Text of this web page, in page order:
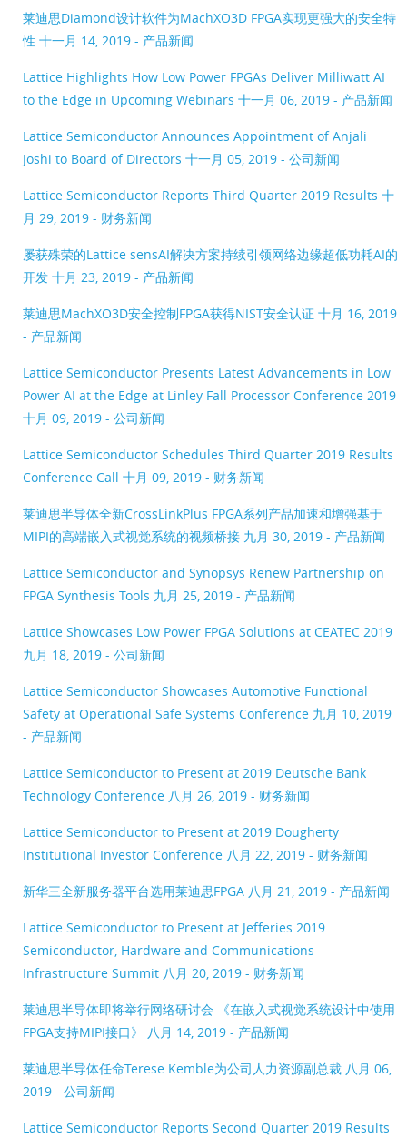
莱迪思Diamond设计软件为MachXO3D FPGA实现更强大的安全特
性 十一月 14, 2019 - 产品新闻
Lattice Highlights How Low Power FPGAs Deliver Milliwatt AI
to the Edge in Upcoming Webinars 十一月 06, 2019 - 产品新闻
Lattice Semiconductor Announces Appointment of Anjali
Joshi to Board of Directors 十一月 05, 2019 - 公司新闻
Lattice Semiconductor Reports Third Quarter 2019 Results 十
月 29, 2019 - 财务新闻
屡获殊荣的Lattice sensAI解决方案持续引领网络边缘超低功耗AI的
开发 十月 23, 2019 - 产品新闻
莱迪思MachXO3D安全控制FPGA获得NIST安全认证 十月 16, 2019
- 产品新闻
Lattice Semiconductor Presents Latest Advancements in Low
Power AI at the Edge at Linley Fall Processor Conference 2019
十月 09, 2019 - 公司新闻
Lattice Semiconductor Schedules Third Quarter 2019 Results
Conference Call 十月 09, 2019 - 财务新闻
莱迪思半导体全新CrossLinkPlus FPGA系列产品加速和增强基于
MIPI的高端嵌入式视觉系统的视频桥接 九月 30, 2019 - 产品新闻
Lattice Semiconductor and Synopsys Renew Partnership on
FPGA Synthesis Tools 九月 25, 2019 - 产品新闻
Lattice Showcases Low Power FPGA Solutions at CEATEC 2019
九月 18, 2019 - 公司新闻
Lattice Semiconductor Showcases Automotive Functional
Safety at Operational Safe Systems Conference 九月 10, 2019
- 产品新闻
Lattice Semiconductor to Present at 2019 Deutsche Bank
Technology Conference 八月 26, 2019 - 财务新闻
Lattice Semiconductor to Present at 2019 Dougherty
Institutional Investor Conference 八月 22, 2019 - 财务新闻
新华三全新服务器平台选用莱迪思FPGA 八月 21, 2019 - 产品新闻
Lattice Semiconductor to Present at Jefferies 2019
Semiconductor, Hardware and Communications
Infrastructure Summit 八月 20, 2019 - 财务新闻
莱迪思半导体即将举行网络研讨会 《在嵌入式视觉系统设计中使用
FPGA支持MIPI接口》
八月 14, 2019 - 产品新闻
莱迪思半导体任命Terese Kemble为公司人力资源副总裁 八月 06,
2019 - 公司新闻
Lattice Semiconductor Reports Second Quarter 2019 Results